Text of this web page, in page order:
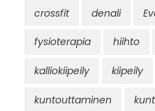
crossfit denali
fysioterapia hiihto
kalliokiipeily kiipeily
kuntouttaminen